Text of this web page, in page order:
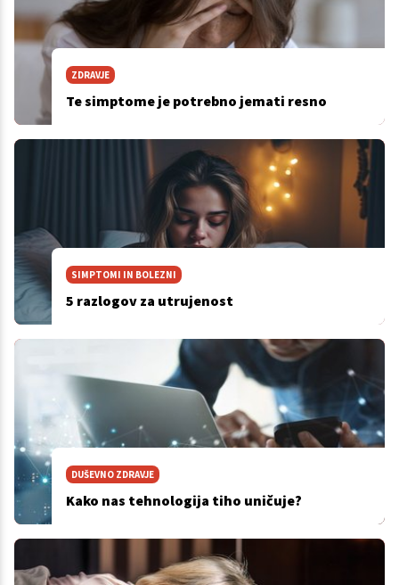
ZDRAVJE
Te simptome je potrebno jemati resno
SIMPTOMI IN BOLEZNI
5 razlogov za utrujenost
DUŠEVNO ZDRAVJE
Kako nas tehnologija tiho uničuje?